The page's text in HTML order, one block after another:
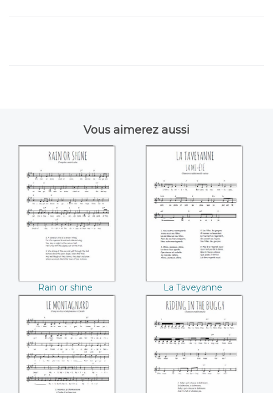
Vous aimerez aussi
Rain or shine
Rain or shine
La Taveyanne
La Taveyanne
Le montagnard
(François Oyex-
Delafontaine / J.
Greith)
Riding in the
Buggy